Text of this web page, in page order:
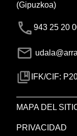
(Gipuzkoa)
943 25 20
IFK/CIF:
MAPA DEL
PRIVACIDAD